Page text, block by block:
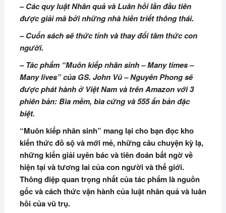
– Các quy luật Nhân quả và Luân hồi lần đầu tiên
được giải mã bởi những nhà hiền triết thông thái.
– Cuốn sách sẽ thức tỉnh và thay đổi tâm thức con
người.
– Tác phẩm “Muôn kiếp nhân sinh – Many times –
Many lives” của GS. John Vũ – Nguyên Phong sẽ
được phát hành ở Việt Nam và trên Amazon với 3
phiên bản: Bìa mềm, bìa cứng và 555 ấn bản đặc
biệt.
“Muôn kiếp nhân sinh” mang lại cho bạn đọc kho
kiến thức đồ sộ và mới mẻ, những câu chuyện kỳ lạ,
những kiến giải uyên bác và tiên đoán bất ngờ về
hiện tại và tương lai của con người và thế giới.
Thông điệp quan trọng nhất của tác phẩm là nguồn
gốc và cách thức vận hành của luật nhân quả và luân
hồi của vũ trụ.